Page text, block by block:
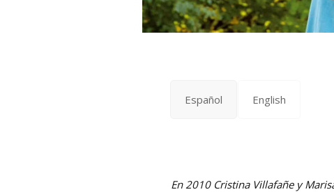
Español English
En 2010 Cristina Villafañe y